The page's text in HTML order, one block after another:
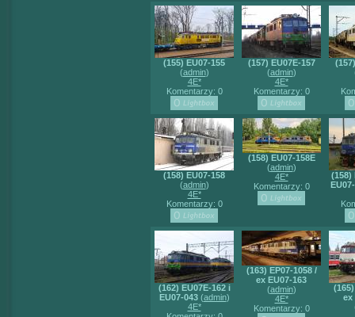
(155) EU07-155
(admin)
4E*
Komentarzy: 0
(157) EU07E-157
(admin)
4E*
Komentarzy: 0
(158) EU07-158
(admin)
4E*
Komentarzy: 0
(158) EU07-158E
(admin)
4E*
Komentarzy: 0
(158)
(162) EU07E-162 i
EU07-043(admin)
4E*
(163) EP07-1058 /
ex EU07-163
(admin)
4E*
Komentarzy: 0
ex